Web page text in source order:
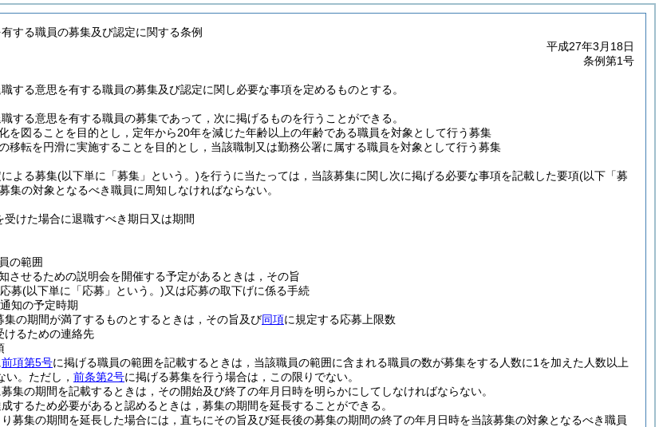
する職員の募集及び認定に関する条例
平成27年3月18日
条例第1号
する意思を有する職員の募集及び認定に関し必要な事項を定めるものとする。
する意思を有する職員の募集であって，次に掲げるものを行うことができる。
を図ることを目的とし，定年から20年を減じた年齢以上の年齢である職員を対象として行う募集
移転を円滑に実施することを目的とし，当該職制又は勤務公署に属する職員を対象として行う募集
よる募集(以下単に「募集」という。)を行うに当たっては，当該募集に関し次に掲げる必要な事項を記載した要項(以下「募
集の対象となるべき職員に周知しなければならない。
けた場合に退職すべき期日又は期間
の範囲
させるための説明会を開催する予定があるときは，その旨
募(以下単に「応募」という。)又は応募の取下げに係る手続
知の予定時期
集の期間が満了するものとするときは，その旨及び同項に規定する応募上限数
けるための連絡先
前項第5号に掲げる職員の範囲を記載するときは，当該職員の範囲に含まれる職員の数が募集をする人数に1を加えた人数以上
。 ただし， 前条第2号に掲げる募集を行う場合は，この限りでない。
集の期間を記載するときは，その開始及び終了の年月日時を明らかにしてしなければならない。
するため必要があると認めるときは，募集の期間を延長することができる。
募集の期間を延長した場合には，直ちにその旨及び延長後の募集の期間の終了の年月日時を当該募集の対象となるべき職員